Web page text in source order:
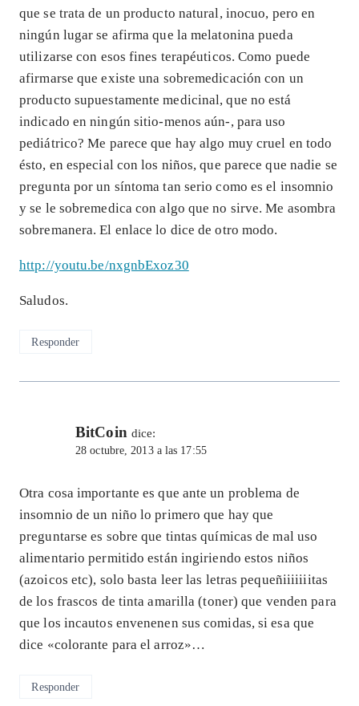
que se trata de un producto natural, inocuo, pero en
ningún lugar se afirma que la melatonina pueda
utilizarse con esos fines terapéuticos. Como puede
afirmarse que existe una sobremedicación con un
producto supuestamente medicinal, que no está
indicado en ningún sitio-menos aún-, para uso
pediátrico? Me parece que hay algo muy cruel en todo
ésto, en especial con los niños, que parece que nadie se
pregunta por un síntoma tan serio como es el insomnio
y se le sobremedica con algo que no sirve. Me asombra
sobremanera. El enlace lo dice de otro modo.
http://youtu.be/nxgnbExoz30
Saludos.
Responder
BitCoin dice:
28 octubre, 2013 a las 17:55
Otra cosa importante es que ante un problema de
insomnio de un niño lo primero que hay que
preguntarse es sobre que tintas químicas de mal uso
alimentario permitido están ingiriendo estos niños
(azoicos etc), solo basta leer las letras pequeñiiiiiiitas
de los frascos de tinta amarilla (toner) que venden para
que los incautos envenenen sus comidas, si esa que
dice «colorante para el arroz»…
Responder